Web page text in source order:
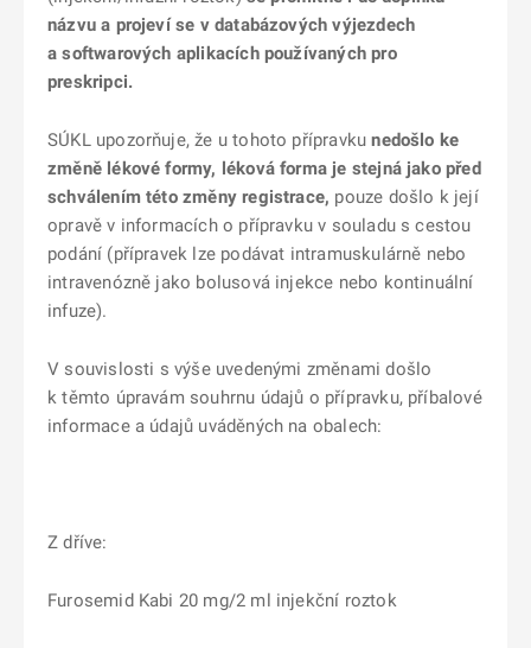
názvu a projeví se v databázových výjezdech
a softwarových aplikacích používaných pro
preskripci.
SÚKL upozorňuje, že u tohoto přípravkunedošlo ke
změně lékové formy, léková forma je stejná jako před
schválením této změny registrace, pouze došlo k její
opravě v informacích o přípravku v souladu s cestou
podání (přípravek lze podávat intramuskulárně nebo
intravenózně jako bolusová injekce nebo kontinuální
infuze).
V souvislosti s výše uvedenými změnami došlo
k těmto úpravám souhrnu údajů o přípravku, příbalové
informace a údajů uváděných na obalech:
Z dříve:
Furosemid Kabi 20 mg/2 ml injekční roztok